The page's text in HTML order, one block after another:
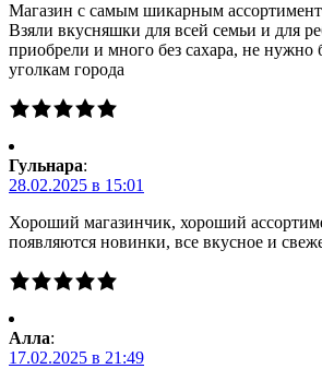
Магазин с самым шикарным
Взяли вкусняшки для всей семьи и для
приобрели и много без сахара, не нужно
уголкам города
Гульнара:
28.02.2025 в 15:01
Хороший магазинчик, хороший
появляются новинки, все вкусное и
Алла:
17.02.2025 в 21:49